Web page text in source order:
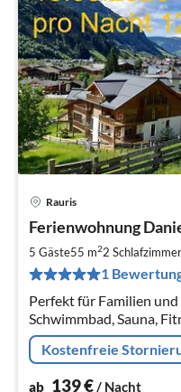
Rauris
Ferienwohnung
5 Gäste55 m22 Schlafzimmer
1
Perfekt für Familien
Schwimmbad, Sauna,
Ferienwohnung mit 2
Wohn-/Essbereich mit
Kostenfreie
ab 139€/ Nacht